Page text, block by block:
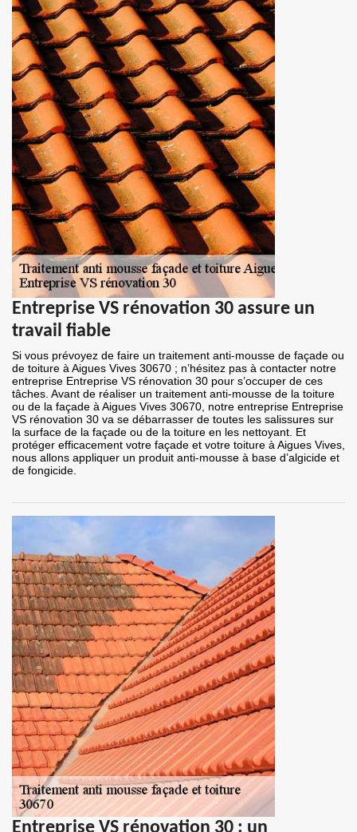
Entreprise VS rénovation 30 assure un
travail fiable
Si vous prévoyez de faire un traitement anti-mousse de façade ou
de toiture à Aigues Vives 30670 ; n’hésitez pas à contacter notre
entreprise Entreprise VS rénovation 30 pour s’occuper de ces
tâches. Avant de réaliser un traitement anti-mousse de la toiture
ou de la façade à Aigues Vives 30670, notre entreprise Entreprise
VS rénovation 30 va se débarrasser de toutes les salissures sur
la surface de la façade ou de la toiture en les nettoyant. Et
protéger efficacement votre façade et votre toiture à Aigues Vives,
nous allons appliquer un produit anti-mousse à base d’algicide et
de fongicide.